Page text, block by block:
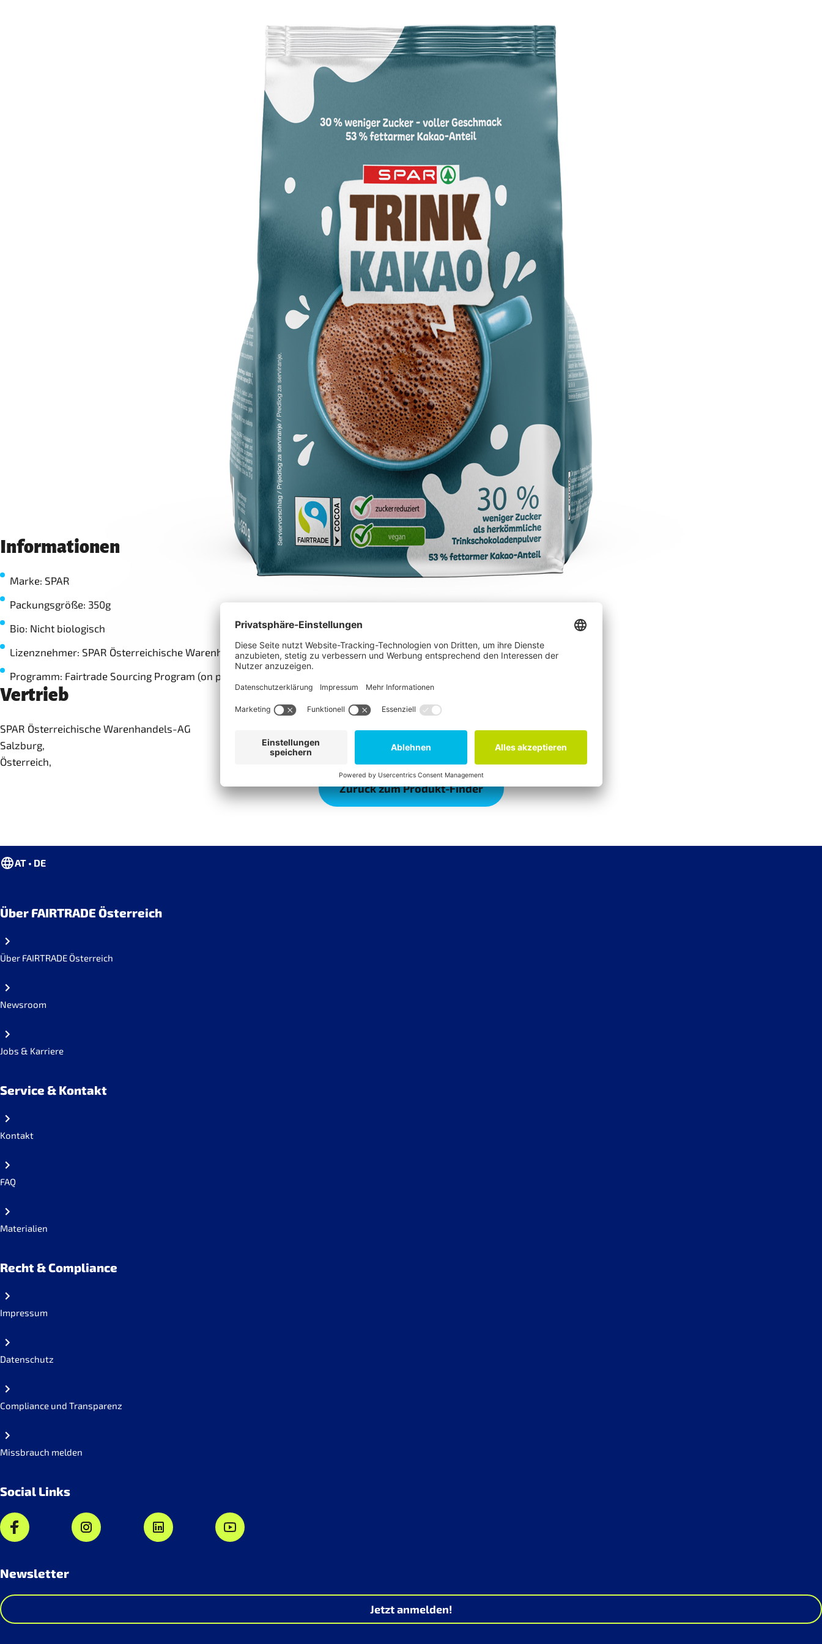
Informationen
Marke: SPAR
Packungsgröße: 350g
Bio: Nicht biologisch
Lizenznehmer: SPAR Österreichische Warenhandels-AG
Programm: Fairtrade Sourcing Program (on pack)
Vertrieb
SPAR Österreichische Warenhandels-AG
Salzburg,
Österreich,
Zurück zum Produkt-Finder
AT • DE
Über FAIRTRADE Österreich
Über FAIRTRADE Österreich
Newsroom
Jobs & Karriere
Service & Kontakt
Kontakt
FAQ
Materialien
Recht & Compliance
Impressum
Datenschutz
Compliance und Transparenz
Missbrauch melden
Social Links
Newsletter
Jetzt anmelden!